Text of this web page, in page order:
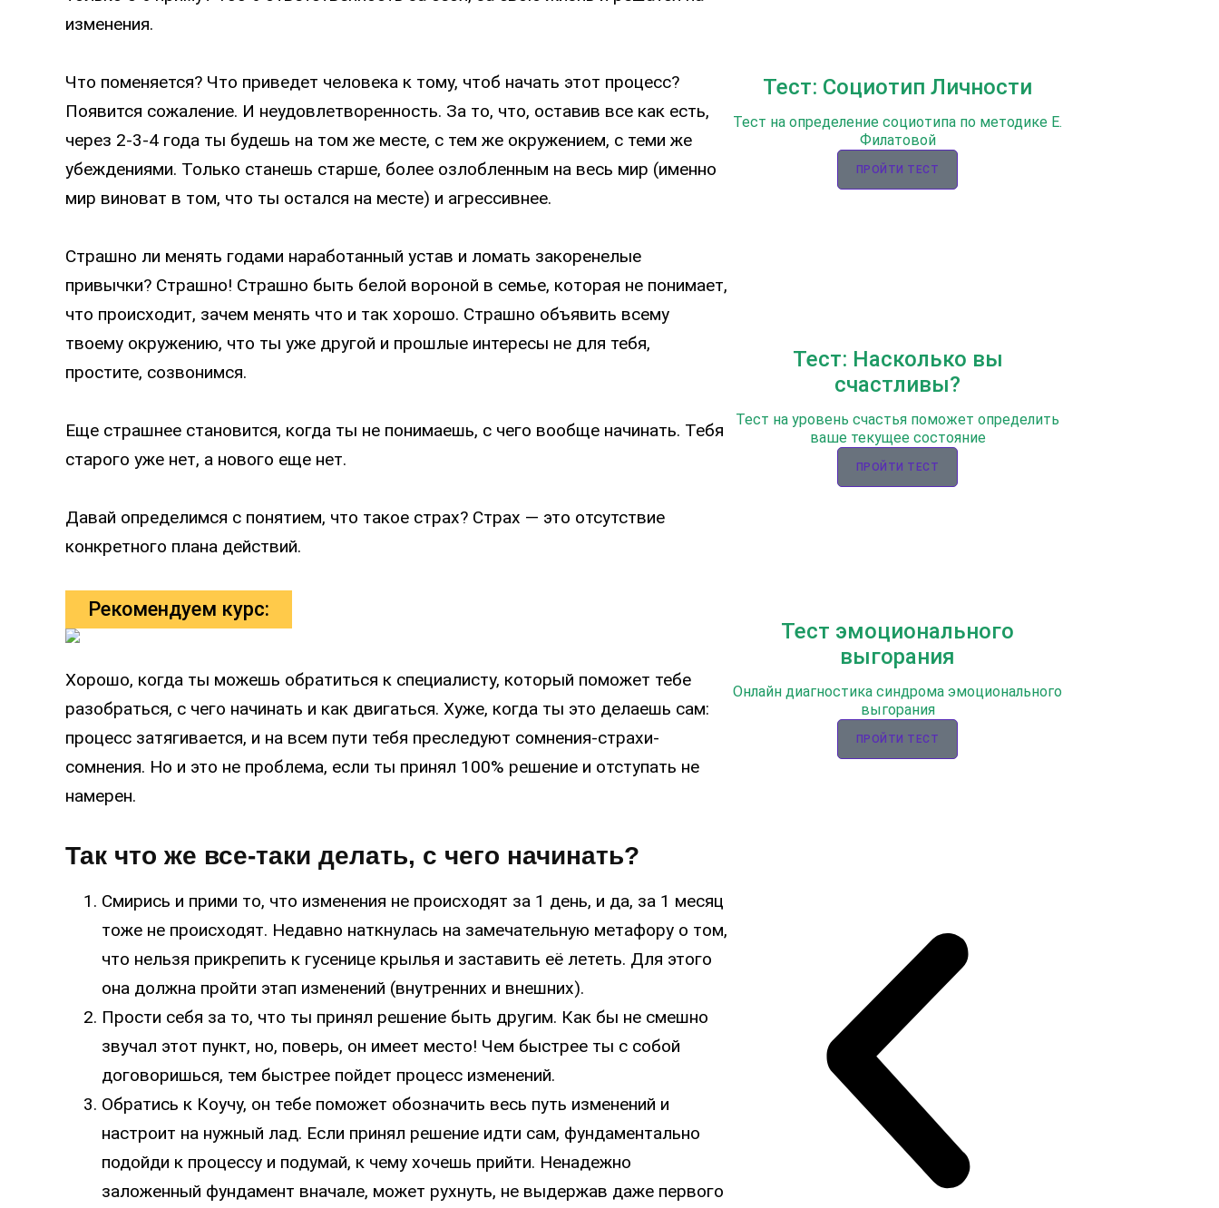
изменения.
Что поменяется? Что приведет человека к тому, чтоб начать этот процесс?
Появится сожаление. И неудовлетворенность. За то, что, оставив все как есть,
через 2-3-4 года ты будешь на том же месте, с тем же окружением, с теми же
убеждениями. Только станешь старше, более озлобленным на весь мир (именно
мир виноват в том, что ты остался на месте) и агрессивнее.
Страшно ли менять годами наработанный устав и ломать закоренелые
привычки? Страшно! Страшно быть белой вороной в семье, которая не понимает,
что происходит, зачем менять что и так хорошо. Страшно объявить всему
твоему окружению, что ты уже другой и прошлые интересы не для тебя,
простите, созвонимся.
Еще страшнее становится, когда ты не понимаешь, с чего вообще начинать. Тебя
старого уже нет, а нового еще нет.
Давай определимся с понятием, что такое страх? Страх — это отсутствие
конкретного плана действий.
Рекомендуем курс:
Хорошо, когда ты можешь обратиться к специалисту, который поможет тебе
разобраться, с чего начинать и как двигаться. Хуже, когда ты это делаешь сам:
процесс затягивается, и на всем пути тебя преследуют сомнения-страхи-
сомнения. Но и это не проблема, если ты принял 100% решение и отступать не
намерен.
Так что же все-таки делать, с чего начинать?
Смирись и прими то, что изменения не происходят за 1 день, и да, за 1 месяц
тоже не происходят. Недавно наткнулась на замечательную метафору о том,
что нельзя прикрепить к гусенице крылья и заставить её лететь. Для этого
она должна пройти этап изменений (внутренних и внешних).
Прости себя за то, что ты принял решение быть другим. Как бы не смешно
звучал этот пункт, но, поверь, он имеет место! Чем быстрее ты с собой
договоришься, тем быстрее пойдет процесс изменений.
Обратись к Коучу, он тебе поможет обозначить весь путь изменений и
настроит на нужный лад. Если принял решение идти сам, фундаментально
подойди к процессу и подумай, к чему хочешь прийти. Ненадежно
заложенный фундамент вначале, может рухнуть, не выдержав даже первого
Тест: Социотип Личности
Тест на определение социотипа по методике Е.
Филатовой
ПРОЙТИ ТЕСТ
Тест: Насколько вы
счастливы?
Тест на уровень счастья поможет определить
ваше текущее состояние
ПРОЙТИ ТЕСТ
Тест эмоционального
выгорания
Онлайн диагностика синдрома эмоционального
выгорания
ПРОЙТИ ТЕСТ